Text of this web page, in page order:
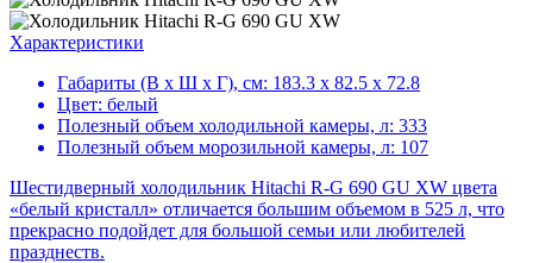
Характеристики
Габариты (В х Ш х Г), см: 183.3 х 82.5 х 72.8
Цвет: белый
Полезный объем холодильной камеры, л: 333
Полезный объем морозильной камеры, л: 107
Шестидверный холодильник Hitachi R-G 690 GU XW цвета
«белый кристалл» отличается большим объемом в 525 л, что
прекрасно подойдет для большой семьи или любителей
празднеств.